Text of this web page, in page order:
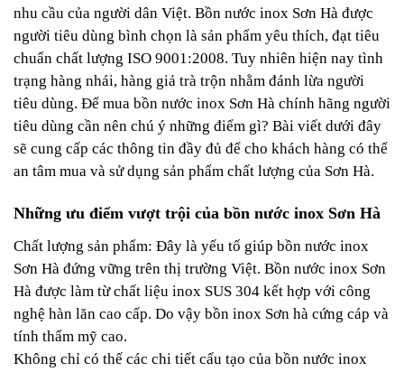
nhu cầu của người dân Việt. Bồn nước inox Sơn Hà được
người tiêu dùng bình chọn là sản phẩm yêu thích, đạt tiêu
chuẩn chất lượng ISO 9001:2008. Tuy nhiên hiện nay tình
trạng hàng nhái, hàng giả trà trộn nhằm đánh lừa người
tiêu dùng. Để mua bồn nước inox Sơn Hà chính hãng người
tiêu dùng cần nên chú ý những điểm gì? Bài viết dưới đây
sẽ cung cấp các thông tin đầy đủ để cho khách hàng có thể
an tâm mua và sử dụng sản phẩm chất lượng của Sơn Hà.
Những ưu điểm vượt trội của bồn nước inox Sơn Hà
Chất lượng sản phẩm: Đây là yếu tố giúp bồn nước inox
Sơn Hà đứng vững trên thị trường Việt. Bồn nước inox Sơn
Hà được làm từ chất liệu inox SUS 304 kết hợp với công
nghệ hàn lăn cao cấp. Do vậy bồn inox Sơn hà cứng cáp và
tính thẩm mỹ cao.
Không chỉ có thế các chi tiết cấu tạo của bồn nước inox